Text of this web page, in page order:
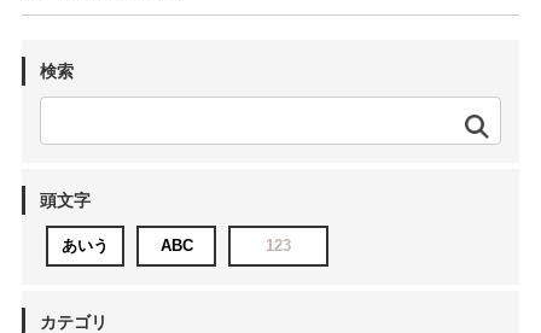
検索
頭文字
あいう ABC 123
カテゴリ